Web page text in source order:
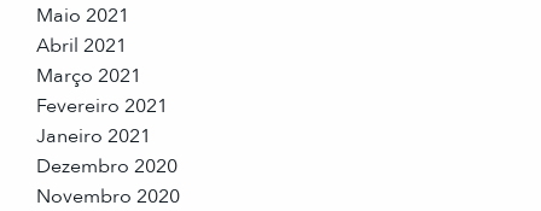
Maio 2021
Abril 2021
Março 2021
Fevereiro 2021
Janeiro 2021
Dezembro 2020
Novembro 2020